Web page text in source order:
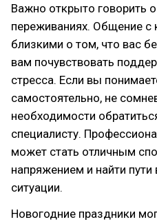
Важно открыто говорить о
переживаниях. Общение с
близкими о том, что вас
вам почувствовать
стресса. Если вы
самостоятельно, не
необходимости
специалисту.
может стать отличным
напряжением и найти
ситуации.
Новогодние праздники